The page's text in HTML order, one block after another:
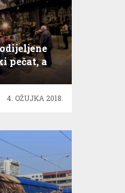
pečat, a
4. OŽUJKA 2018.